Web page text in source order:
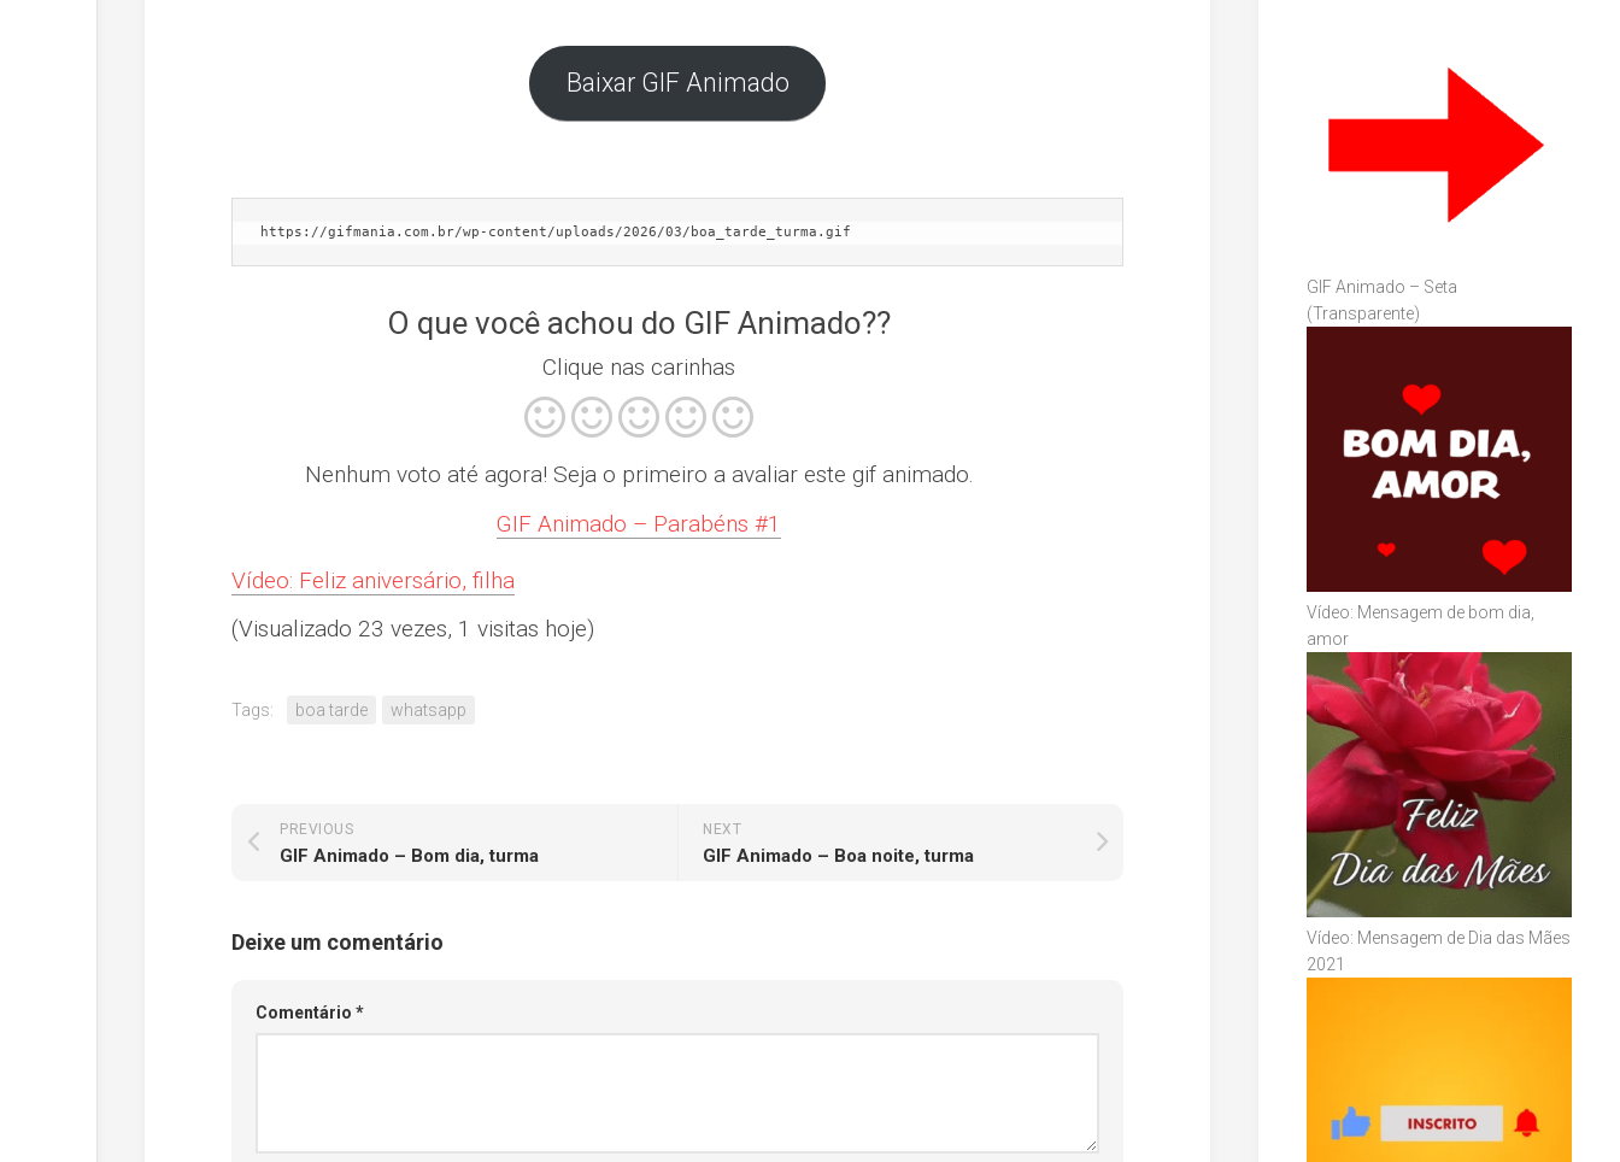
Baixar GIF Animado
https://gifmania.com.br/wp-content/uploads/2026/03/boa_tarde_turma.gif
O que você achou do GIF Animado??
Clique nas carinhas
Nenhum voto até agora! Seja o primeiro a avaliar este gif animado.
GIF Animado – Parabéns #1
Vídeo: Feliz aniversário, filha
(Visualizado 23 vezes, 1 visitas hoje)
Tags: boa tarde whatsapp
NEXT
GIF Animado – Boa noite, turma
PREVIOUS
GIF Animado – Bom dia, turma
Deixe um comentário
Comentário *
GIF Animado – Seta
(Transparente)
Vídeo: Mensagem de bom dia,
amor
Vídeo: Mensagem de Dia das Mães
2021